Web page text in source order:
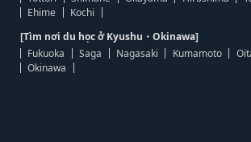
Ehime
Kochi
[Tìm nơi du học ở Kyushu・Okinawa]
Fukuoka
Saga Nagasaki Kumamoto
Okinawa